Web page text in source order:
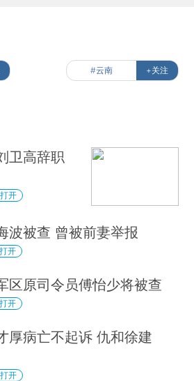
#云南 +关注
卫高辞职
开
波被查 曾被前妻举报
开
区原司令员傅怡少将被查
开
厚病亡不起诉 仇和徐建
开